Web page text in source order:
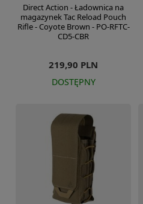
Direct Action - Ładownica na
magazynek Tac Reload Pouch
Rifle - Coyote Brown - PO-RFTC-
CD5-CBR
219,90 PLN
DOSTĘPNY